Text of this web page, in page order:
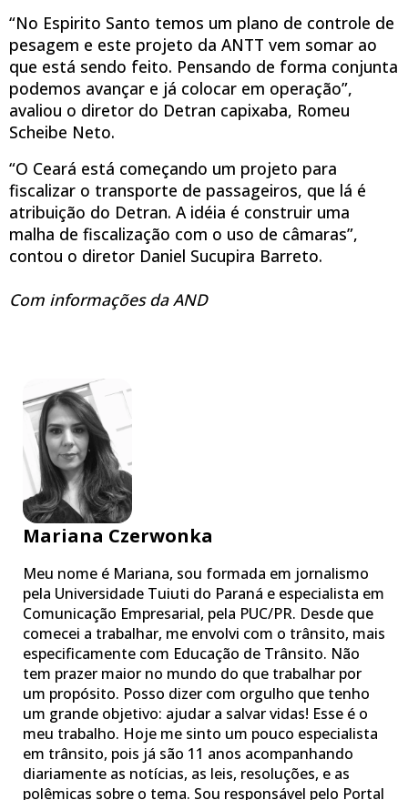
“No Espirito Santo temos um plano de controle de
pesagem e este projeto da ANTT vem somar ao
que está sendo feito. Pensando de forma conjunta
podemos avançar e já colocar em operação”,
avaliou o diretor do Detran capixaba, Romeu
Scheibe Neto.
“O Ceará está começando um projeto para
fiscalizar o transporte de passageiros, que lá é
atribuição do Detran. A idéia é construir uma
malha de fiscalização com o uso de câmaras”,
contou o diretor Daniel Sucupira Barreto.
Com informações da AND
Mariana Czerwonka
Meu nome é Mariana, sou formada em jornalismo
pela Universidade Tuiuti do Paraná e especialista em
Comunicação Empresarial, pela PUC/PR. Desde que
comecei a trabalhar, me envolvi com o trânsito, mais
especificamente com Educação de Trânsito. Não
tem prazer maior no mundo do que trabalhar por
um propósito. Posso dizer com orgulho que tenho
um grande objetivo: ajudar a salvar vidas! Esse é o
meu trabalho. Hoje me sinto um pouco especialista
em trânsito, pois já são 11 anos acompanhando
diariamente as notícias, as leis, resoluções, e as
polêmicas sobre o tema. Sou responsável pelo Portal